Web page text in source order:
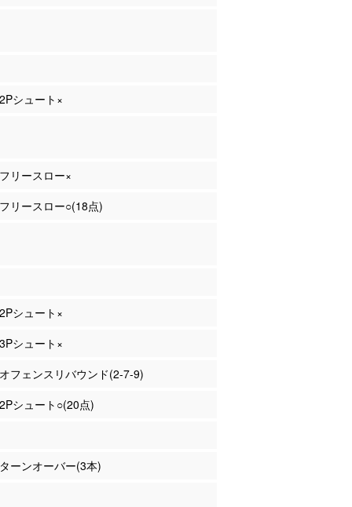
シュート×
リースロー×
リースロー○(18点)
シュート×
シュート×
フェンスリバウンド(2-7-9)
シュート○(20点)
ーンオーバー(3本)